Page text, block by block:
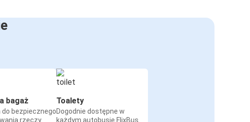
bagaż
bezpiecznego
rzeczy
Toalety
Dogodnie dostępne w
każdym autobusie FlixBus